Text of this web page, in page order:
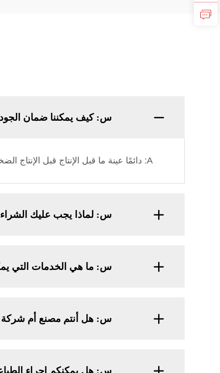
س: كيف يمكننا ضمان
A: دائمًا عينة ما قبل الإنتاج قبل الإنتاج الضخم؛ الفحص النهائي دائمًا قبل الشحن;
س: لماذا يجب عليك الشراء
س: ما هي الخدمات التي
س: هل أنتم مصنع أم شركة
س: هل يمكنكم إجراء